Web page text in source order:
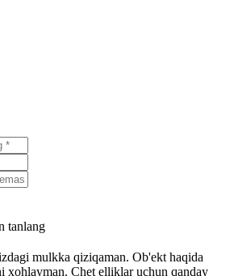
tanlang
mulkka qiziqaman. Ob'ekt haqida
xohlayman. Chet elliklar uchun qanday